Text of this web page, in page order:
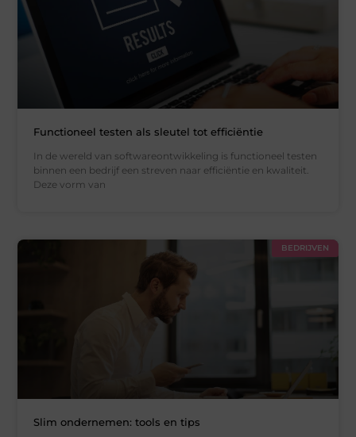
Functioneel testen als sleutel tot efficiëntie
In de wereld van softwareontwikkeling is functioneel testen
binnen een bedrijf een streven naar efficiëntie en kwaliteit.
Deze vorm van
BEDRIJVEN
Slim ondernemen: tools en tips